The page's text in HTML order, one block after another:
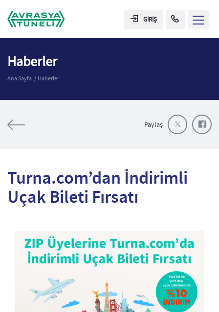
GİRİŞ
Haberler
Ana Sayfa Haberler
Paylaş
Turna.com’dan İndirimli
Uçak Bileti Fırsatı